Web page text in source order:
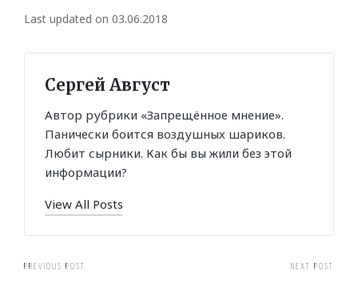
Last updated on 03.06.2018
Сергей Август
Автор рубрики «Запрещённое мнение».
Панически боится воздушных шариков.
Любит сырники. Как бы вы жили без этой
информации?
View All Posts
Post
PREVIOUS POST NEXT POST